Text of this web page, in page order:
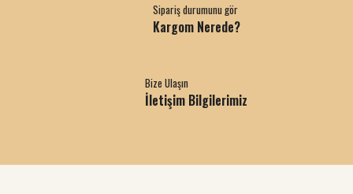
Sipariş durumunu gör
Kargom Nerede?
Bize Ulaşın
İletişim Bilgilerimiz